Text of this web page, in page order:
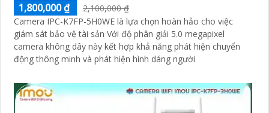
1,800,000 ₫
2,100,000 ₫
Camera IPC-K7FP-5H0WE là lựa chọn hoàn hảo cho việc
giám sát bảo vệ tài sản Với độ phân giải 5.0 megapixel
camera không dây này kết hợp khả năng phát hiện chuyển
động thông minh và phát hiện hình dáng người